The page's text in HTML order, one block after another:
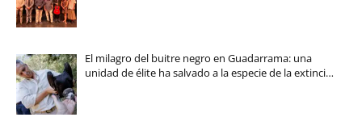
El milagro del buitre negro en Guadarrama: una
unidad de élite ha salvado a la especie de la extinci…